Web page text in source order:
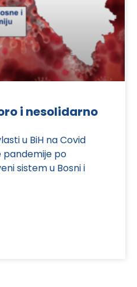
i nesolidarno
u BiH na Covid
pandemije po
sistem u Bosni i